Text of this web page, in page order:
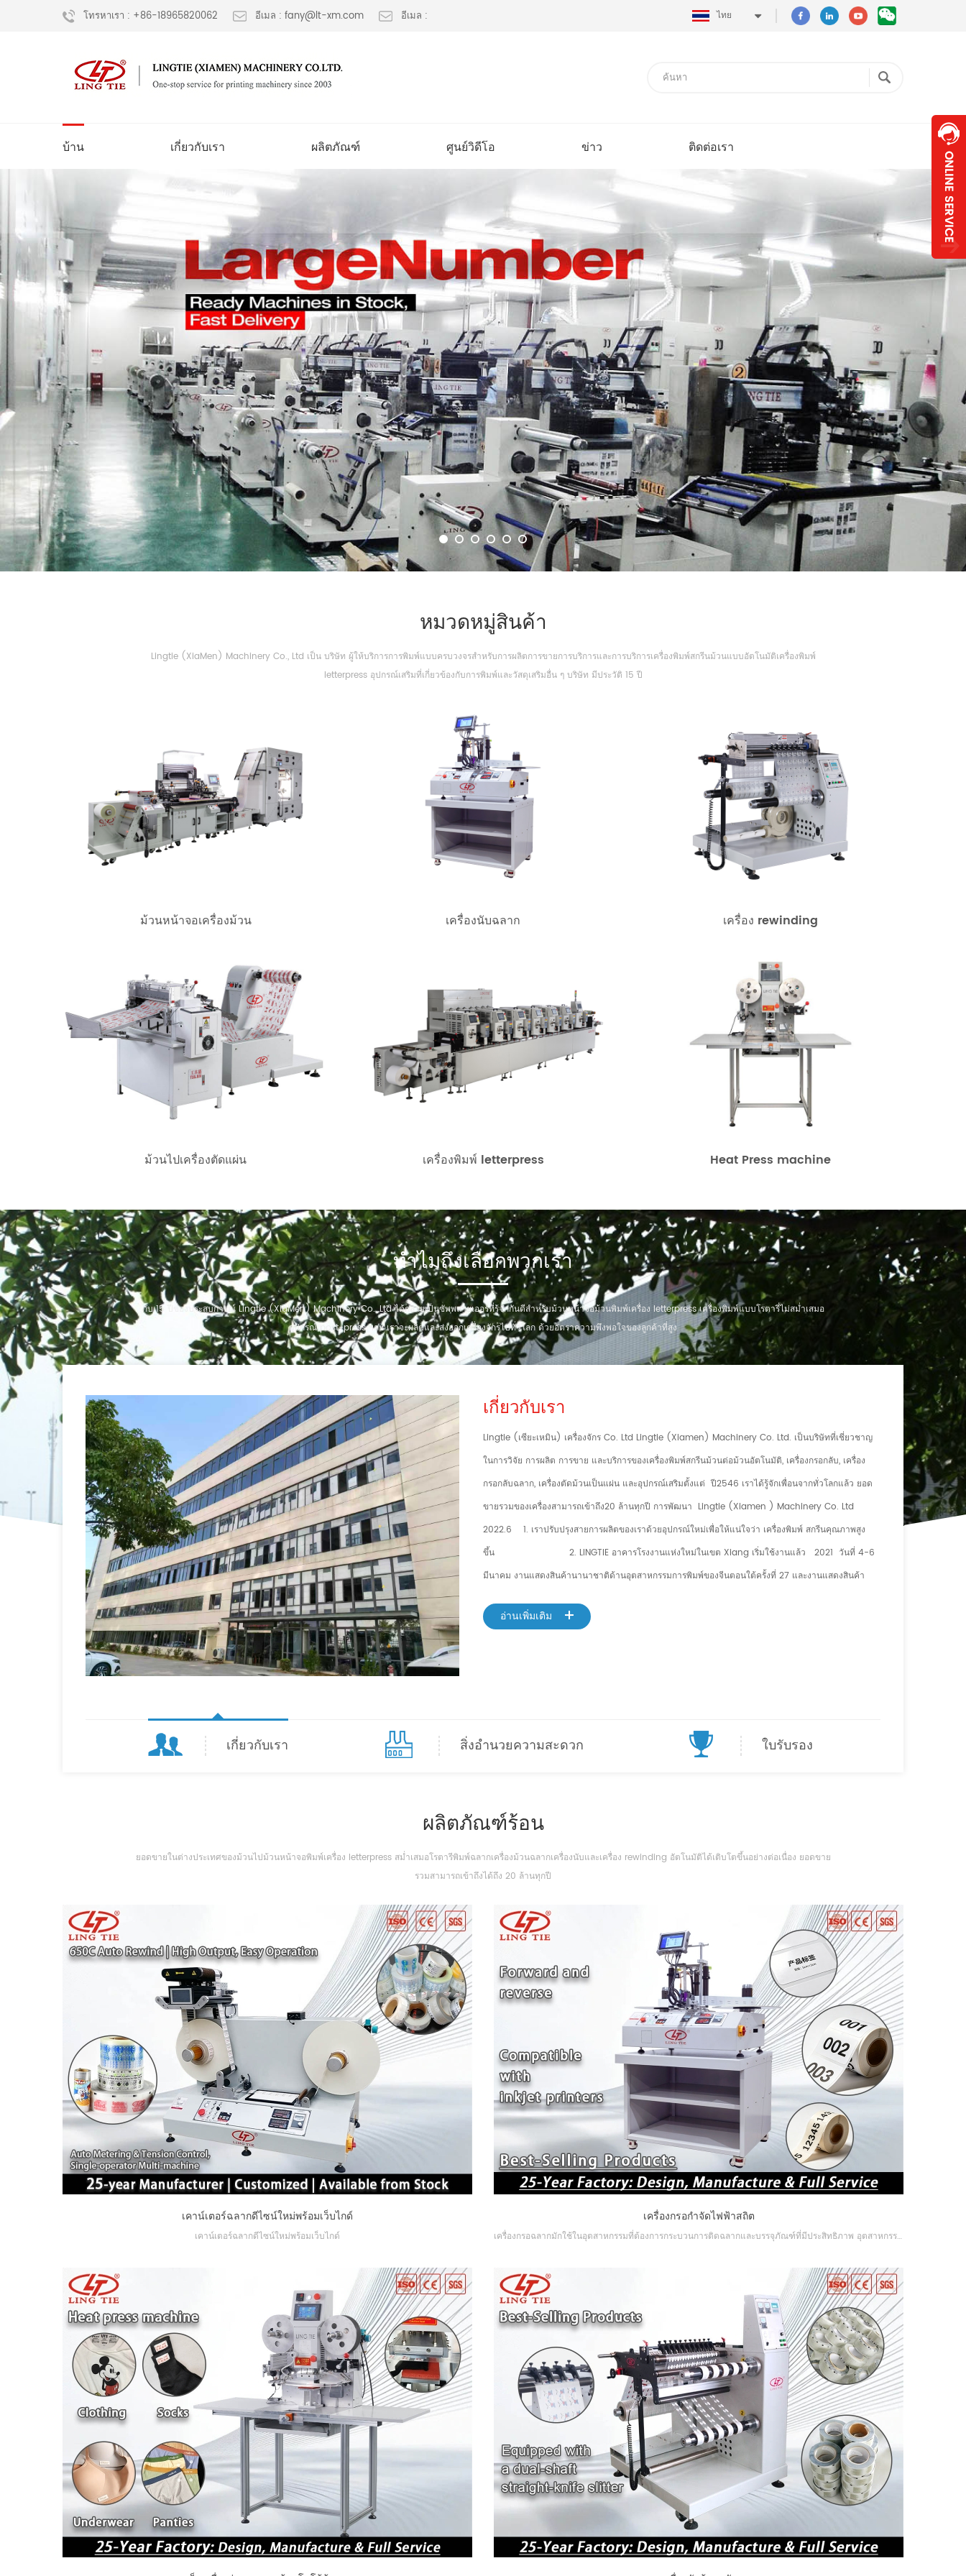
โทรหาเรา : +86-18965820062 อีเมล : fany@lt-xm.com อีเมล : ไทย
บ้าน เกี่ยวกับเรา ผลิตภัณฑ์ ศูนย์วิดีโอ ข่าว ติดต่อเรา
หมวดหมู่สินค้า
Lingtie (XiaMen) Machinery Co., Ltd เป็น บริษัท ผู้ให้บริการการพิมพ์แบบครบวงจรสำหรับการผลิตการขายการบริการและการบริการเครื่องพิมพ์สกรีนม้วนแบบอัตโนมัติเครื่องพิมพ์
letterpress อุปกรณ์เสริมที่เกี่ยวข้องกับการพิมพ์และวัสดุเสริมอื่น ๆ บริษัท มีประวัติ 15 ปี
ม้วนหน้าจอเครื่องม้วน เครื่องนับฉลาก เครื่อง rewinding
ม้วนไปเครื่องตัดแผ่น เครื่องพิมพ์ letterpress Heat Press machine
ทำไมถึงเลือกพวกเรา
กับ 15 ปีของประสบการณ์ Lingtie (XiaMen) Machinery Co., Ltd ได้กลายเป็นซัพพลายเออร์ที่รู้จักกันดีสำหรับม้วนหน้าจอม้วนพิมพ์เครื่อง letterpress เครื่องพิมพ์แบบโรตารี่ไม่สม่ำเสมอ
อุปกรณ์ post-press ฯลฯ เราจะผลิตและส่งออกเครื่องจักรไปทั่วโลก ด้วยอัตราความพึงพอใจของลูกค้าที่สูง
เกี่ยวกับเรา
Lingtie (เซียะเหมิน) เครื่องจักร Co. Ltd Lingtie (Xiamen) Machinery Co. Ltd. เป็นบริษัทที่เชี่ยวชาญ
ในการวิจัย การผลิต การขาย และบริการของเครื่องพิมพ์สกรีนม้วนต่อม้วนอัตโนมัติ, เครื่องกรอกลับ, เครื่อง
กรอกลับฉลาก, เครื่องตัดม้วนเป็นแผ่น และอุปกรณ์เสริมตั้งแต่ ปี2546 เราได้รู้จักเพื่อนจากทั่วโลกแล้ว ยอด
ขายรวมของเครื่องสามารถเข้าถึง20 ล้านทุกปี การพัฒนา Lingtie (Xiamen ) Machinery Co. Ltd
2022.6 1. เราปรับปรุงสายการผลิตของเราด้วยอุปกรณ์ใหม่เพื่อให้แน่ใจว่า เครื่องพิมพ์ สกรีนคุณภาพสูง
ขึ้น 2. LINGTIE อาคารโรงงานแห่งใหม่ในเขต Xiang เริ่มใช้งานแล้ว 2021 วันที่ 4-6
มีนาคม งานแสดงสินค้านานาชาติด้านอุตสาหกรรมการพิมพ์ของจีนตอนใต้ครั้งที่ 27 และงานแสดงสินค้า
และเซี่ยงไฮ้ ลูกค้าจากทั่วทุกมุมโลกมารวมตัวกันอย่างคับคั่งและประสบความสำเร็จ แบ่งปันโอกาสทางธุรกิจ
ผลิตภัณฑ์ไปยังเครื่องเลตเตอร์เพรส 2013-2014 LTA-7060/60160/150100 Automatic Screen
Printing Machine ได้รับการพัฒนาสูงสุด ความกว้างการพิมพ์ 1500 มม. พื้นที่การพิมพ์สูงสุด 1,000 x 1500
เครื่องจักร 2011 มีการนำเทคโนโลยีการแก้ไขความเบี่ยงเบนอัตโนมัติและเทคโนโลยีการม้วนความเร็วแบบ
ต่างๆ มาใช้สำหรับเครื่องอบผ้าเพื่อให้แน่ใจว่าวัสดุพิมพ์จะแห้งอย่างสม่ำเสมอ 2010 ลูกค้าจากประเทศต่าง ๆ
เยี่ยมชมเราและได้รับคำสั่งซื้อจากสิงคโปร์ อินโดนีเซีย ไทย เกาหลีใต้ เวี
อ่านเพิ่มเติม
เกี่ยวกับเรา สิ่งอำนวยความสะดวก ใบรับรอง
ผลิตภัณฑ์ร้อน
ยอดขายในต่างประเทศของม้วนไปม้วนหน้าจอพิมพ์เครื่อง letterpress สม่ำเสมอโรตารีพิมพ์ฉลากเครื่องม้วนฉลากเครื่องนับและเครื่อง rewinding อัตโนมัติได้เติบโตขึ้นอย่างต่อเนื่อง ยอดขาย
รวมสามารถเข้าถึงได้ถึง 20 ล้านทุกปี
เคาน์เตอร์ฉลากดีไซน์ใหม่พร้อมเว็บไกด์
เคาน์เตอร์ฉลากดีไซน์ใหม่พร้อมเว็บไกด์
เครื่องกรอกำจัดไฟฟ้าสถิต
เครื่องกรอฉลากมักใช้ในอุตสาหกรรมที่ต้องการกระบวนการติดฉลากและบรรจุภัณฑ์ที่มีประสิทธิภาพ อุตสาหกรรมบางประเภทที่มักต้องใช้เครื่องกรอกลับฉลากเพื่อรองรับการผลิต